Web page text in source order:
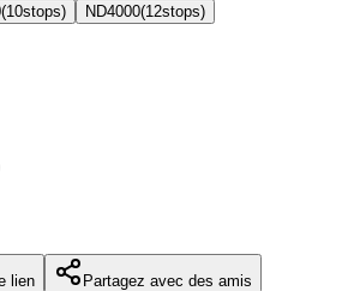
(10stops) ND4000(12stops)
lien Partagez avec des amis